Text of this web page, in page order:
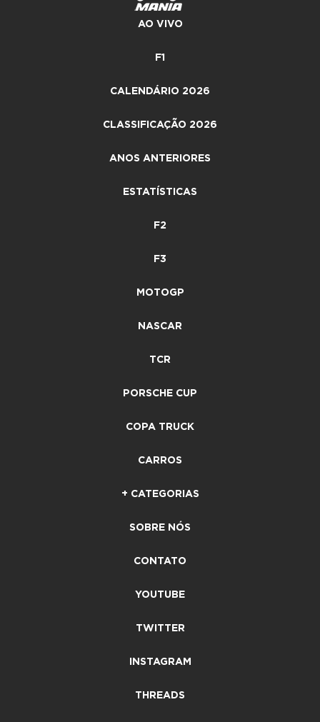
AO VIVO
F1
CALENDÁRIO 2026
CLASSIFICAÇÃO 2026
ANOS ANTERIORES
ESTATÍSTICAS
F2
F3
MOTOGP
NASCAR
TCR
PORSCHE CUP
COPA TRUCK
CARROS
+ CATEGORIAS
SOBRE NÓS
CONTATO
YOUTUBE
TWITTER
INSTAGRAM
THREADS